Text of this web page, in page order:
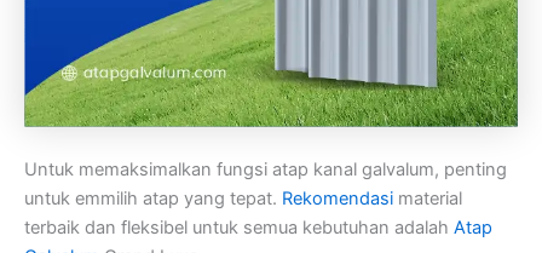
Untuk memaksimalkan fungsi atap kanal galvalum, penting
untuk emmilih atap yang tepat. Rekomendasi material
terbaik dan fleksibel untuk semua kebutuhan adalah Atap